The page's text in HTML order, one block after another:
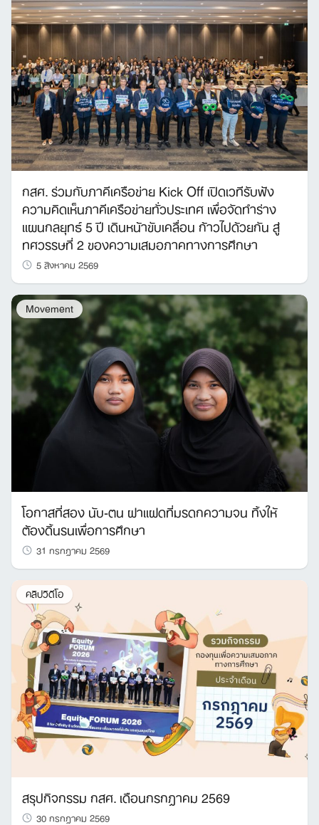
กสศ. ร่วมกับภาคีเครือข่าย Kick Off เปิดเวทีรับฟัง
ความคิดเห็นภาคีเครือข่ายทั่วประเทศ เพื่อจัดทำร่าง
แผนกลยุทธ์ 5 ปี เดินหน้าขับเคลื่อน ก้าวไปด้วยกัน สู่
ทศวรรษที่ 2 ของความเสมอภาคทางการศึกษา
5 สิงหาคม 2569
Movement
โอกาสที่สอง นับ-ตน ฝาแฝดที่มรดกความจน ทิ้งให้
ต้องดิ้นรนเพื่อการศึกษา
31 กรกฎาคม 2569
คลิปวิดีโอ
สรุปกิจกรรม กสศ. เดือนกรกฎาคม 2569
30 กรกฎาคม 2569